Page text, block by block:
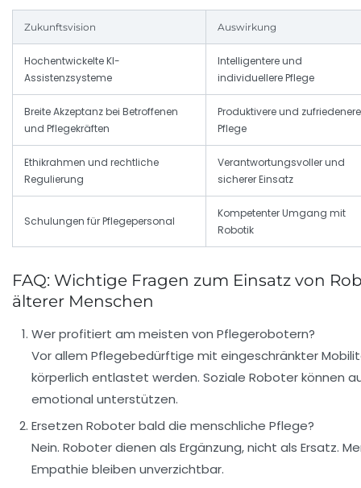
Zukunftsvision Auswirkung
Hochentwickelte KI-
Assistenzsysteme
Intelligentere und
individuellere Pflege
Breite Akzeptanz bei Betroffenen
und Pflegekräften
Produktivere und zufriedenere
Pflege
Ethikrahmen und rechtliche
Regulierung
Verantwortungsvoller und
sicherer Einsatz
Schulungen für Pflegepersonal
Kompetenter Umgang mit
Robotik
FAQ: Wichtige Fragen zum Einsatz von
älterer Menschen
Wer profitiert am meisten von Pflegerobotern?
Vor allem Pflegebedürftige mit eingeschränkter
körperlich entlastet werden. Soziale Roboter können
emotional unterstützen.
Ersetzen Roboter bald die menschliche Pflege?
Nein. Roboter dienen als Ergänzung, nicht als Ersatz.
Empathie bleiben unverzichtbar.